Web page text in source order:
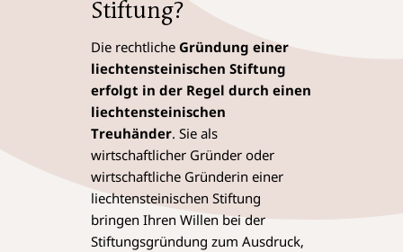
Stiftung?
Die rechtliche Gründung einer
liechtensteinischen Stiftung
erfolgt in der Regel durch einen
liechtensteinischen
Treuhänder. Sie als
wirtschaftlicher Gründer oder
wirtschaftliche Gründerin einer
liechtensteinischen Stiftung
bringen Ihren Willen bei der
Stiftungsgründung zum Ausdruck,